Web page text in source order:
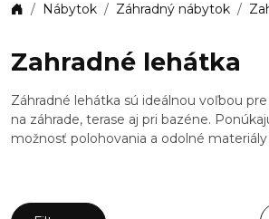
Nábytok Záhradný nábytok
Zahradné lehátka
Záhradné lehátka sú ideálnou voľbou
na záhrade, terase aj pri bazéne.
možnosť polohovania a odolné